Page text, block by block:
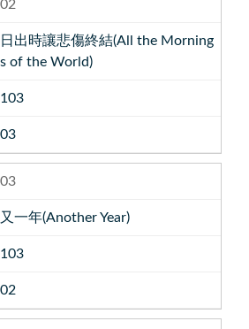
02
日出時讓悲傷終結(All the Morning
s of the World)
103
03
03
又一年(Another Year)
103
02